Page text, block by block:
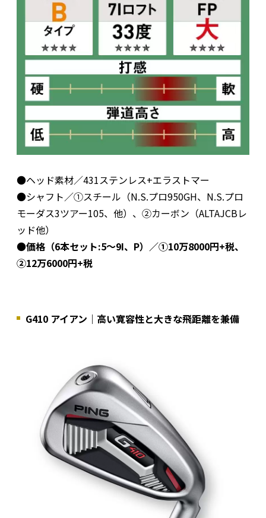
●ヘッド素材／431ステンレス+エラストマー
●シャフト／①スチール（N.S.プロ950GH、N.S.プロ
モーダス3ツアー105、他）、②カーボン（ALTAJCBレ
ッド他）
●価格（6本セット:5～9I、P）／①10万8000円+税、
②12万6000円+税
G410 アイアン｜高い寛容性と大きな飛距離を兼備